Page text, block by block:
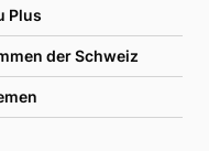
Plus
der Schweiz